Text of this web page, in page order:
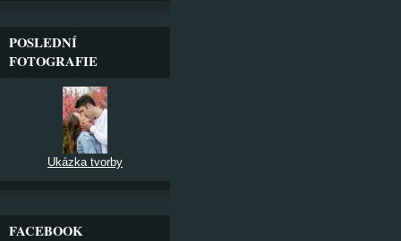
POSLEDNÍ
FOTOGRAFIE
Ukázka tvorby
FACEBOOK